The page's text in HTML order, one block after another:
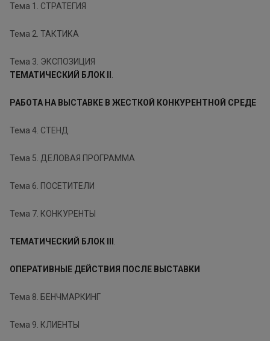
Тема 1. СТРАТЕГИЯ
Тема 2. ТАКТИКА
Тема 3. ЭКСПОЗИЦИЯ
ТЕМАТИЧЕСКИЙ БЛОК II
РАБОТА НА ВЫСТАВКЕ В ЖЕСТКОЙ КОНКУРЕНТНОЙ СРЕДЕ
Тема 4. СТЕНД
Тема 5. ДЕЛОВАЯ ПРОГРАММА
Тема 6. ПОСЕТИТЕЛИ
Тема 7. КОНКУРЕНТЫ
ТЕМАТИЧЕСКИЙ БЛОК III
ОПЕРАТИВНЫЕ ДЕЙСТВИЯ ПОСЛЕ ВЫСТАВКИ
Тема 8. БЕНЧМАРКИНГ
Тема 9. КЛИЕНТЫ